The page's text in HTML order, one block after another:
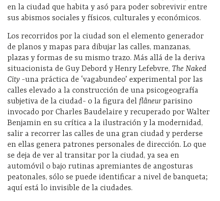
en la ciudad que habita y asó para poder sobrevivir entre
sus abismos sociales y físicos, culturales y económicos.
Los recorridos por la ciudad son el elemento generador
de planos y mapas para dibujar las calles, manzanas,
plazas y formas de su mismo trazo. Más allá de la deriva
situacionista de Guy Debord y Henry Lefebvre, The Naked
City -una práctica de ‘vagabundeo’ experimental por las
calles elevado a la construcción de una psicogeografía
subjetiva de la ciudad- o la figura del flâneurparisino
invocado por Charles Baudelaire y recuperado por Walter
Benjamin en su crítica a la ilustración y la modernidad,
salir a recorrer las calles de una gran ciudad y perderse
en ellas genera patrones personales de dirección. Lo que
se deja de ver al transitar por la ciudad, ya sea en
automóvil o bajo rutinas apremiantes de angosturas
peatonales, sólo se puede identificar a nivel de banqueta;
aquí está lo invisible de la ciudades.